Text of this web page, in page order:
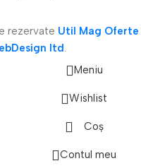
rezervate Util Mag Oferte
ltd
Meniu
Wishlist
Coș
Contul meu